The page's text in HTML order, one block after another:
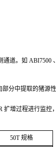
通道。如 ABI7500 、
分中提取的猪源性
扩增过程进行监控，
50T 规格